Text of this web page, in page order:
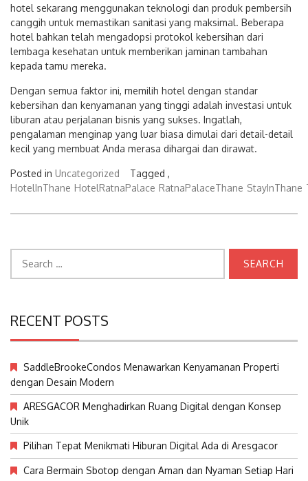
hotel sekarang menggunakan teknologi dan produk pembersih
canggih untuk memastikan sanitasi yang maksimal. Beberapa
hotel bahkan telah mengadopsi protokol kebersihan dari
lembaga kesehatan untuk memberikan jaminan tambahan
kepada tamu mereka.
Dengan semua faktor ini, memilih hotel dengan standar
kebersihan dan kenyamanan yang tinggi adalah investasi untuk
liburan atau perjalanan bisnis yang sukses. Ingatlah,
pengalaman menginap yang luar biasa dimulai dari detail-detail
kecil yang membuat Anda merasa dihargai dan dirawat.
Posted in Uncategorized
Tagged ,
HotelInThane HotelRatnaPalace RatnaPalaceThane StayInThane
for:
RECENT POSTS
SaddleBrookeCondos Menawarkan Kenyamanan Properti
dengan Desain Modern
ARESGACOR Menghadirkan Ruang Digital dengan Konsep
Unik
Pilihan Tepat Menikmati Hiburan Digital Ada di Aresgacor
Cara Bermain Sbotop dengan Aman dan Nyaman Setiap Hari